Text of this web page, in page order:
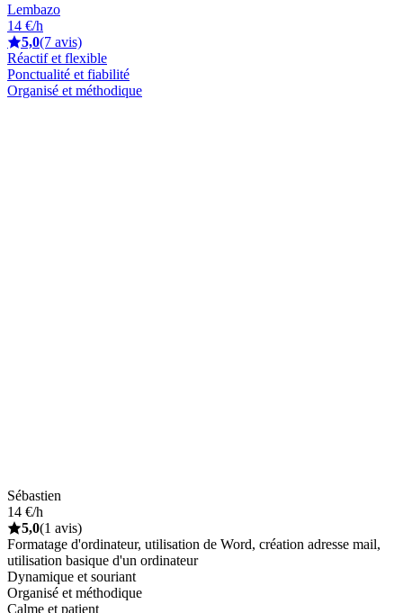
Lembazo
14 €/h
5,0(7 avis)
Réactif et flexible
Ponctualité et fiabilité
Organisé et méthodique
Sébastien
14 €/h
5,0(1 avis)
Formatage d'ordinateur, utilisation de Word, création adresse mail,
utilisation basique d'un ordinateur
Dynamique et souriant
Organisé et méthodique
Calme et patient